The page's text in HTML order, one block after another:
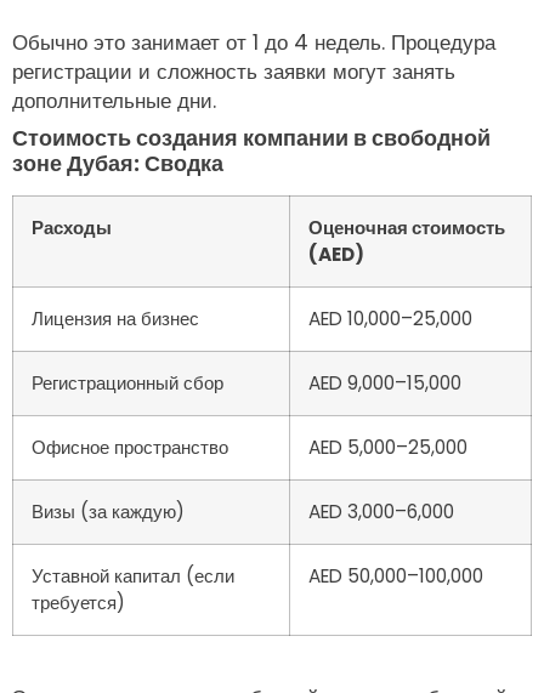
Обычно это занимает от 1 до 4 недель. Процедура
регистрации и сложность заявки могут занять
дополнительные дни.
Стоимость создания компании в свободной
зоне Дубая: Сводка
Расходы
Оценочная стоимость
(AED)
Лицензия на бизнес AED 10,000–25,000
Регистрационный сбор AED 9,000–15,000
Офисное пространство AED 5,000–25,000
Визы (за каждую) AED 3,000–6,000
Уставной капитал (если
требуется)
AED 50,000–100,000